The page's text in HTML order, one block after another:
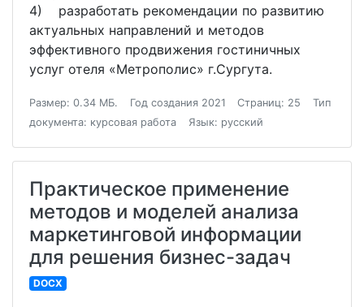
4) разработать рекомендации по развитию
актуальных направлений и методов
эффективного продвижения гостиничных
услуг отеля «Метрополис» г.Сургута.
Размер: 0.34 МБ. Год создания 2021 Страниц: 25
Тип
документа: курсовая работа
Язык: русский
Практическое применение
методов и моделей анализа
маркетинговой информации
для решения бизнес-задач
DOCX